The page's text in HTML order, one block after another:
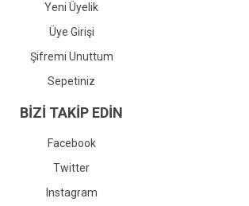
Yeni Üyelik
Üye Girişi
Şifremi Unuttum
Sepetiniz
BİZİ TAKİP EDİN
Facebook
Twitter
Instagram